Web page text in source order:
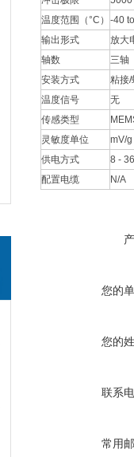
温度范围（°C） -40
输出形式
放大
轴数
三轴
安装方式
粘接/
温度信号
无
传感类型
灵敏度单位
mV/g
供电方式
8 -
配置电缆
N/A
您的
您的
联系
常用